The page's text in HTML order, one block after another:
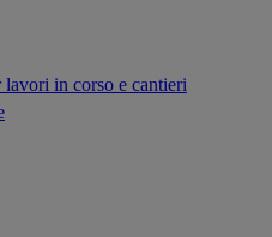
lavori in corso e cantieri